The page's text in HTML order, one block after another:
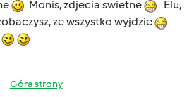
Monis, zdjecia swietne
Elu,
ze wszystko wyjdzie
Góra strony